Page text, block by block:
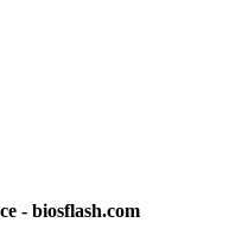
- biosflash.com